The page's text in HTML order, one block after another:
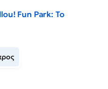
Fun Park: Το